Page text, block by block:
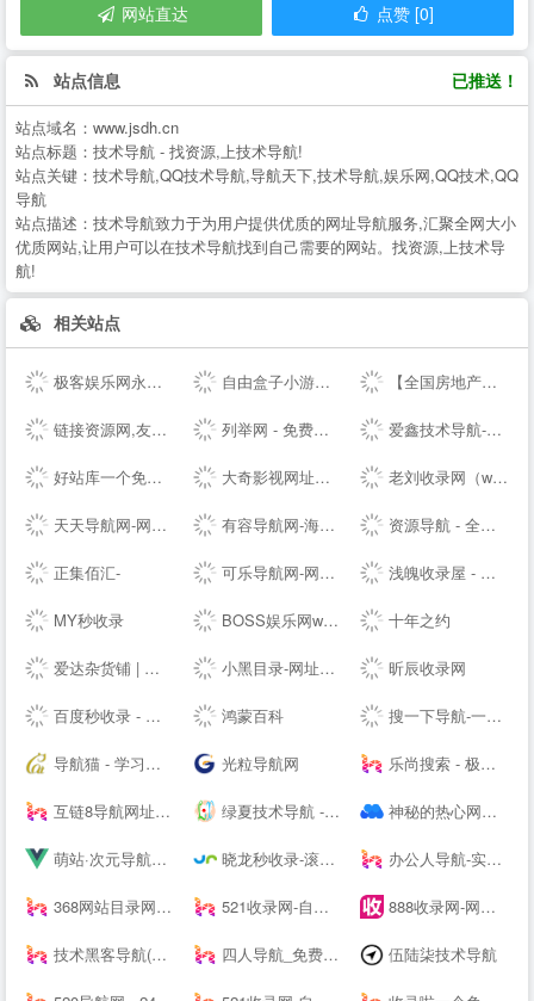
网站直达 点赞 [0]
站点信息 已推送！
站点域名： www.jsdh.cn
站点标题： 技术导航 - 找资源,上技术导航!
站点关键： 技术导航,QQ技术导航,导航天下,技术导航,娱乐网,QQ技术,QQ
导航
站点描述： 技术导航致力于为用户提供优质的网址导航服务,汇聚全网大小
优质网站,让用户可以在技术导航找到自己需要的网站。找资源,上技术导
航!
相关站点
极客娱乐网永久发布页 自由盒子小游戏平台 【全国房地产门户|房地产网】-实播看房抢优惠-全国房天下
链接资源网,友情链接平台，免费链接，网址收录 列举网 - 免费分类信息发布平台 爱鑫技术导航-精选QQ技术资源网址导航，学技术,找资源,从这里开始
好站库一个免费提交网站网址收录好站的分类目录导航大全 大奇影视网址导航-提供高清电影,热播电视剧,免费小说专业影视导航,自动秒收录！ 老刘收录网（www.llshoulu.com）-老刘友情链接交换-老刘自助链接提交-老刘技术导航-老刘自动秒收录
天天导航网-网站收录-技术导航 有容导航网-海纳百川，有容乃大 资源导航 - 全网资源免费下载及技术导航收录分享平台
正集佰汇- 可乐导航网-网站收录-技术导航 浅魄收录屋 - 全网站点的精致导航目录系统
MY秒收录 BOSS娱乐网www.rs669.com _ 免费，资源，教程，软件，技术，货源，活动，游戏 十年之约
爱达杂货铺 | 收集那些有用的东西|爱达导航 小黑目录-网址分类目录网站大全 昕辰收录网
百度秒收录 - 免费收录网站,迅速提升流量|NinHuLINK 鸿蒙百科 搜一下导航-一个聚合所有网站的主页，并打造最具影响力的站长导航及站长分享推广平台！葫芦导航_大咖技术导航_国际网址导航_网址导航_设计素材导航_小K网_小刀网_吾爱破解_站长导航网、滚石技术导航网、名站网址导航、网址大全、网址之家。
导航猫 - 学习技术 从这里开始 光粒导航网 乐尚搜索 - 极简多引擎主页
互链8导航网址收录-互链8网址导航 绿夏技术导航 - 精选优质技术_资源网址导航 神秘的热心网友 - 收集免费实用有趣的东西，做最好的资源导航
萌站·次元导航，ACG第一站，二次元导航之门，收藏我的二次元(づ￣ 3￣)づ 晓龙秒收录-滚石技术导航-来访自动收录 办公人导航-实用的办公生活导航网站！
368网站目录网-免费发布收录优秀网站_网址分类提交_网站大全导航 521收录网-自动秒收录 888收录网-网站收录-网址收录-自动秒收录
技术黑客导航(www.jshkw.com)-站长导航,免费收录网址,实用网址导航,资源导航网 四人导航_免费导航网站|免费网站收录|免费网站分类目录 伍陆柒技术导航